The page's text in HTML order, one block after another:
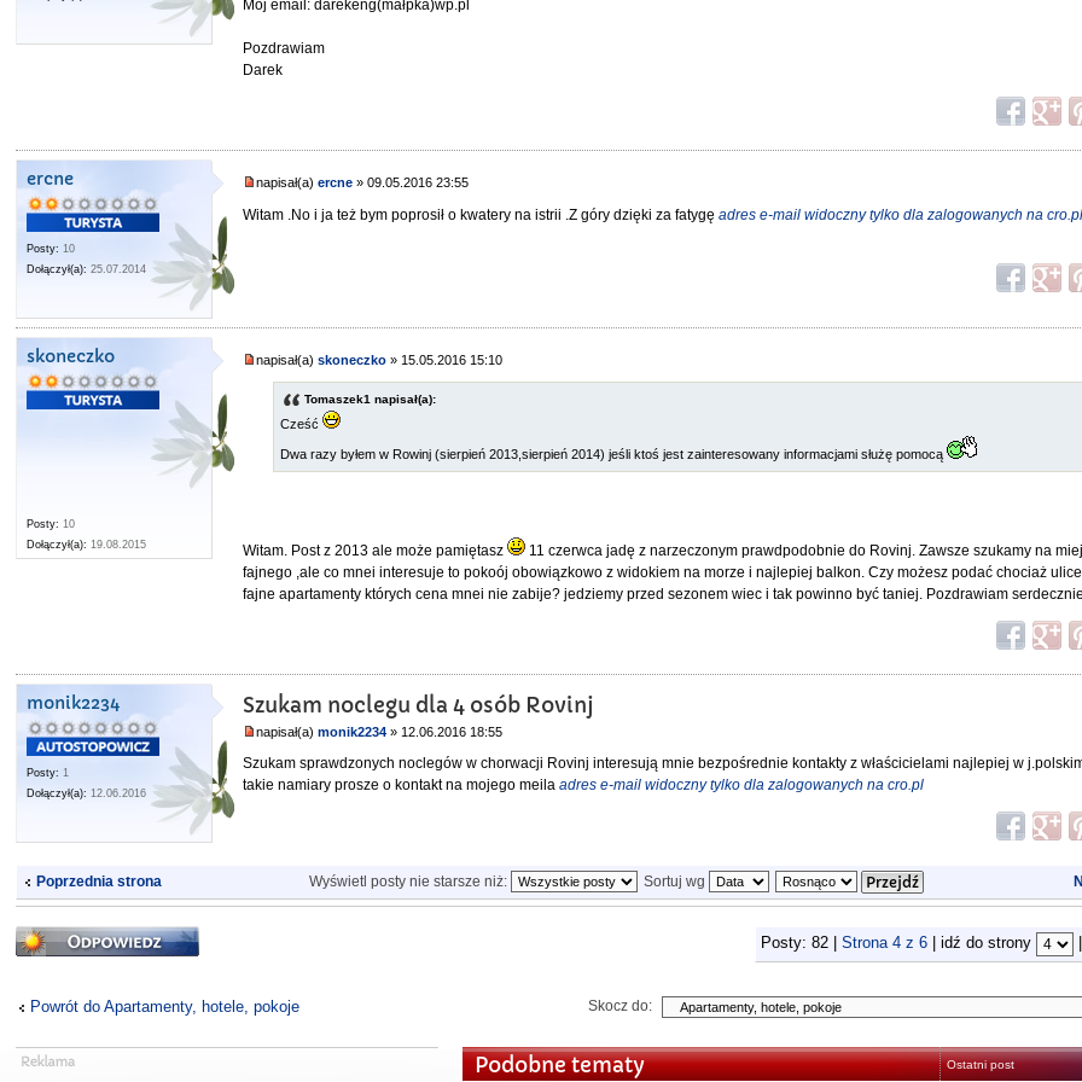
Mój email: darekeng(małpka)wp.pl
Pozdrawiam
Darek
ercne
Posty: 10
Dołączył(a): 25.07.2014
napisał(a)ercne » 09.05.2016 23:55
Witam .No i ja też bym poprosił o kwatery na istrii .Z góry dzięki za fatygęadres e-mail widoczny tylko dla zalogowanych na
skoneczko
Posty: 10
Dołączył(a): 19.08.2015
napisał(a)skoneczko » 15.05.2016 15:10
Tomaszek1 napisał(a):
Cześć
Dwa razy byłem w Rowinj (sierpień 2013,sierpień 2014) jeśli ktoś jest zainteresowany informacjami służę pomocą
Witam. Post z 2013 ale może pamiętasz
11 czerwca jadę z narzeczonym prawdpodobnie do Rovinj. Zawsze szukamy na
fajnego ,ale co mnei interesuje to pokoój obowiązkowo z widokiem na morze i najlepiej balkon. Czy możesz podać chociaż
fajne apartamenty których cena mnei nie zabije? jedziemy przed sezonem wiec i tak powinno być taniej. Pozdrawiam
monik2234
Posty: 1
Dołączył(a): 12.06.2016
Szukam noclegu dla 4 osób Rovinj
napisał(a)monik2234 » 12.06.2016 18:55
Szukam sprawdzonych noclegów w chorwacji Rovinj interesują mnie bezpośrednie kontakty z właścicielami najlepiej w
takie namiary prosze o kontakt na mojego meilaadres e-mail widoczny tylko dla zalogowanych na cro.pl
Poprzednia strona Wyświetl posty nie starsze niż: Sortuj wg
Odpowiedz Posty: 82 | Strona 4z 6| idź do strony
Powrót do Apartamenty, hotele, pokoje Skocz do:
Podobne tematy Ostatni post